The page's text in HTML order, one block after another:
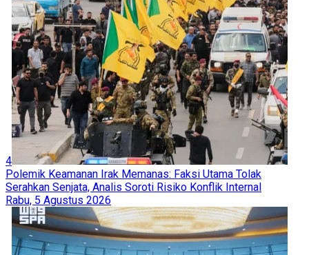
4
Polemik Keamanan Irak Memanas: Faksi Utama Tolak
Serahkan Senjata, Analis Soroti Risiko Konflik Internal
Rabu, 5 Agustus 2026